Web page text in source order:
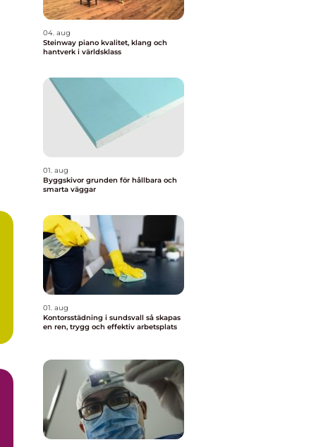
04. aug
Steinway piano kvalitet, klang och
hantverk i världsklass
01. aug
Byggskivor grunden för hållbara och
smarta väggar
01. aug
Kontorsstädning i sundsvall så skapas
en ren, trygg och effektiv arbetsplats